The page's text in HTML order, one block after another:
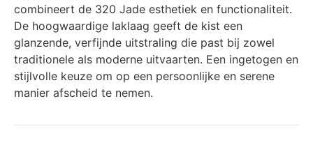
combineert de 320 Jade esthetiek en functionaliteit.
De hoogwaardige laklaag geeft de kist een
glanzende, verfijnde uitstraling die past bij zowel
traditionele als moderne uitvaarten. Een ingetogen en
stijlvolle keuze om op een persoonlijke en serene
manier afscheid te nemen.